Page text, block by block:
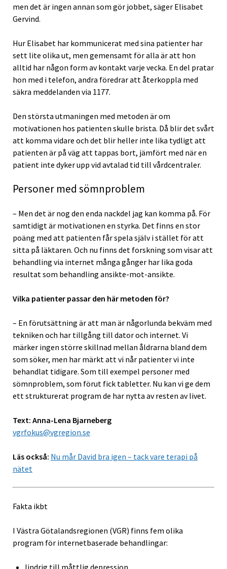
men det är ingen annan som gör jobbet, säger Elisabet
Gervind.
Hur Elisabet har kommunicerat med sina patienter har
sett lite olika ut, men gemensamt för alla är att hon
alltid har någon form av kontakt varje vecka. En del pratar
hon med i telefon, andra föredrar att återkoppla med
säkra meddelanden via 1177.
Den största utmaningen med metoden är om
motivationen hos patienten skulle brista. Då blir det svårt
att komma vidare och det blir heller inte lika tydligt att
patienten är på väg att tappas bort, jämfört med när en
patient inte dyker upp vid avtalad tid till vårdcentraler.
Personer med sömnproblem
– Men det är nog den enda nackdel jag kan komma på. För
samtidigt är motivationen en styrka. Det finns en stor
poäng med att patienten får spela själv i stället för att
sitta på läktaren. Och nu finns det forskning som visar att
behandling via internet många gånger har lika goda
resultat som behandling ansikte-mot-ansikte.
Vilka patienter passar den här metoden för?
– En förutsättning är att man är någorlunda bekväm med
tekniken och har tillgång till dator och internet. Vi
märker ingen större skillnad mellan åldrarna bland dem
som söker, men har märkt att vi når patienter vi inte
behandlat tidigare. Som till exempel personer med
sömnproblem, som förut fick tabletter. Nu kan vi ge dem
ett strukturerat program de har nytta av resten av livet.
Text: Anna-Lena Bjarneberg
vgrfokus@vgregion.se
Läs också: Nu mår David bra igen – tack vare terapi på
nätet
Fakta ikbt
I Västra Götalandsregionen (VGR) finns fem olika
program för internetbaserade behandlingar:
lindrig till måttlig depression